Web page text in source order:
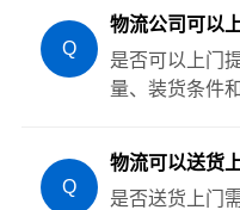
Q
物流公司可以
是否可以上门
量、装货条件
Q
物流可以送货
是否送货上门